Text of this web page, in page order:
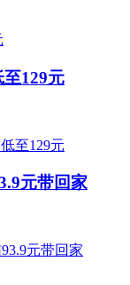
129元
元带回家